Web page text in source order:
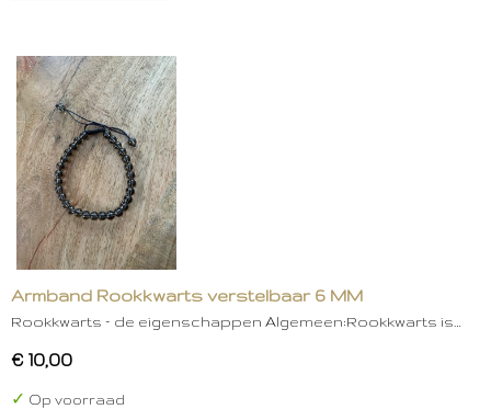
Armband Rookkwarts verstelbaar 6 MM
Rookkwarts – de eigenschappen Algemeen:Rookkwarts is…
€ 10,00
✓ Op voorraad